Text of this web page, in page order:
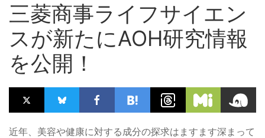
三菱商事ライフサイエン
スが新たにAOH研究情報
を公開！
近年、美容や健康に対する成分の探求はますます深まって